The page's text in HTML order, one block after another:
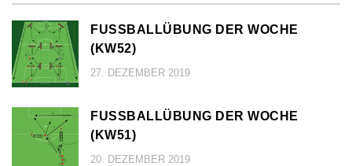
FUSSBALLÜBUNG DER WOCHE (
KW52)
27. DEZEMBER 2019
FUSSBALLÜBUNG DER WOCHE (
KW51)
20. DEZEMBER 2019